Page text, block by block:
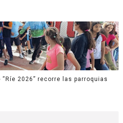
2026” recorre las parroquias